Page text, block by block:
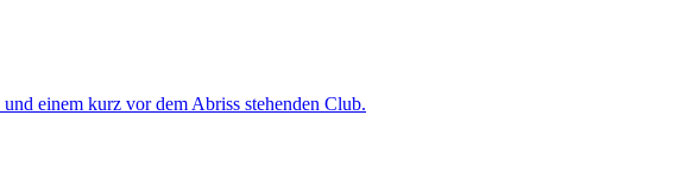
einem kurz vor dem Abriss stehenden Club.